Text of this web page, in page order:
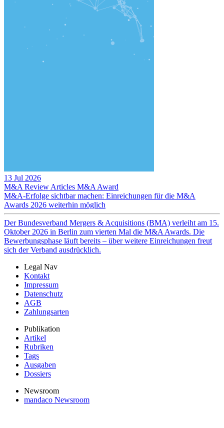
13 Jul 2026
M&A Review Articles M&A Award
M&A-Erfolge sichtbar machen: Einreichungen für die M&A
Awards 2026 weiterhin möglich
Der Bundesverband Mergers & Acquisitions (BMA) verleiht am 15.
Oktober 2026 in Berlin zum vierten Mal die M&A Awards. Die
Bewerbungsphase läuft bereits – über weitere Einreichungen freut
sich der Verband ausdrücklich.
Legal Nav
Kontakt
Impressum
Datenschutz
AGB
Zahlungsarten
Publikation
Artikel
Rubriken
Tags
Ausgaben
Dossiers
Newsroom
mandaco Newsroom